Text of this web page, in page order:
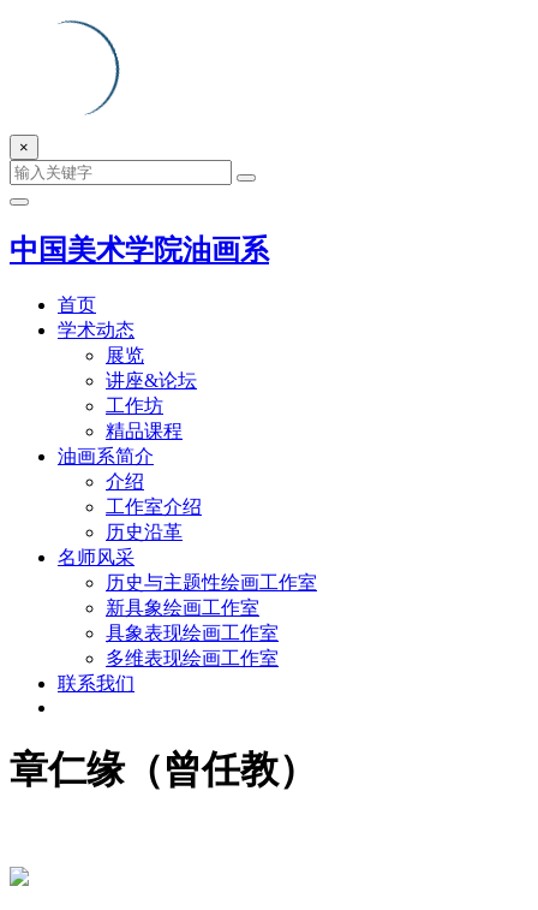
×
中国美术学院油画系
首页
学术动态
展览
讲座&论坛
工作坊
精品课程
油画系简介
介绍
工作室介绍
历史沿革
名师风采
历史与主题性绘画工作室
新具象绘画工作室
具象表现绘画工作室
多维表现绘画工作室
联系我们
章仁缘（曾任教）